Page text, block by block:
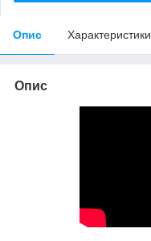
Опис Характеристики
Опис